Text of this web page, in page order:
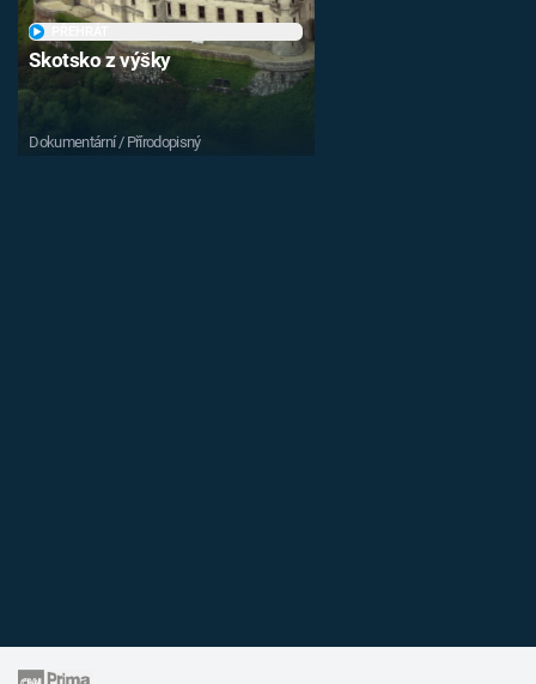
Skotsko z výšky
Dokumentární / Přírodopisný